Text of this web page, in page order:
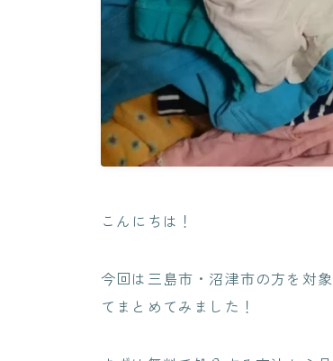
こんにちは！
今回は三島市・沼津市の方を対
てまとめてみました！